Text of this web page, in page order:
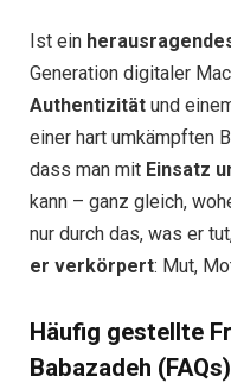
Ist ein
Generation digitaler
Authentizität und
einer hart umkämpften
dass man mit Einsatz
kann – ganz gleich,
nur durch das, was er
er verkörpert: Mut,
Häufig gestellte
Babazadeh (FAQs)